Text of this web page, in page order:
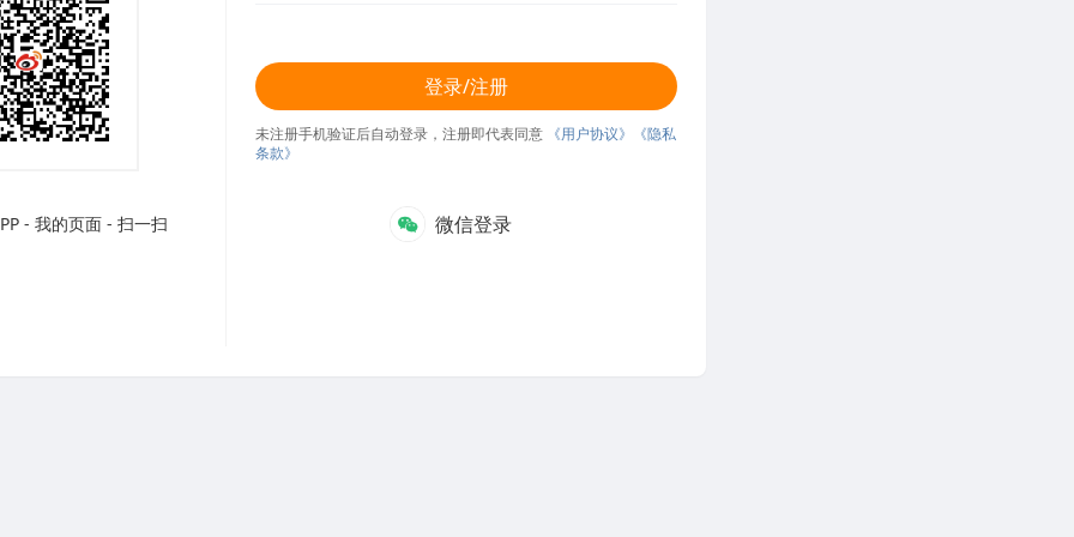
- 我的页面 - 扫一扫
登录/注册
未注册手机验证后自动登录，注册即代表同意 《用户协议》
《隐私
条款》
微信登录